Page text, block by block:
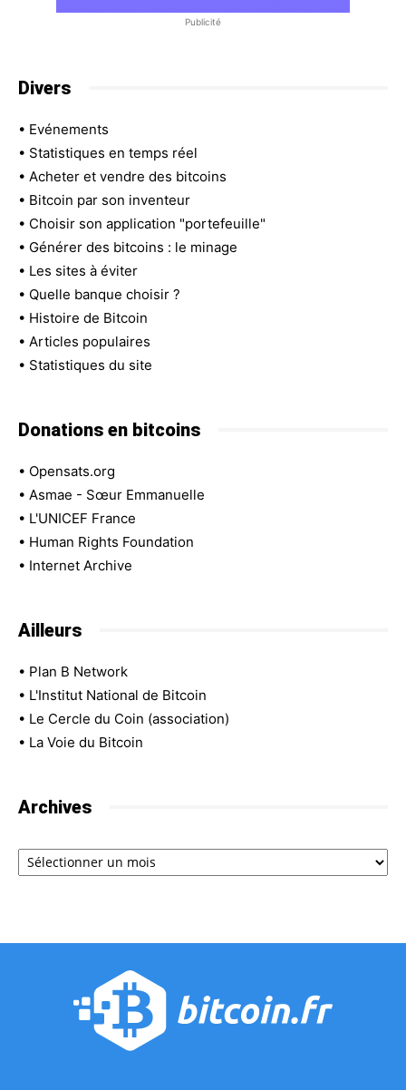
Publicité
Divers
• Evénements
• Statistiques en temps réel
• Acheter et vendre des bitcoins
• Bitcoin par son inventeur
• Choisir son application "portefeuille"
• Générer des bitcoins : le minage
• Les sites à éviter
• Quelle banque choisir ?
• Histoire de Bitcoin
• Articles populaires
• Statistiques du site
Donations en bitcoins
• Opensats.org
• Asmae - Sœur Emmanuelle
• L'UNICEF France
• Human Rights Foundation
• Internet Archive
Ailleurs
• Plan B Network
• L'Institut National de Bitcoin
• Le Cercle du Coin (association)
• La Voie du Bitcoin
Archives
Archives